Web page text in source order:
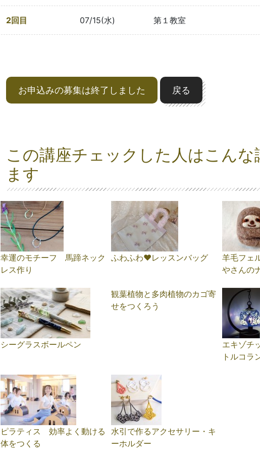
2回目 07/15(水) 第１教室
お申込みの募集は終了しました 戻る
この講座チェックした人はこん
ます
幸運のモチーフ 馬蹄ネック
レス作り
ふわふわ♥レッスンバッグ
羊毛フェ
やさんの
シーグラスボールペン
観葉植物と多肉植物のカゴ寄
せをつくろう
エキゾチ
トルコラ
ピラティス 効率よく動ける
体をつくる
水引で作るアクセサリー・キ
ーホルダー